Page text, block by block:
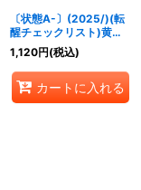
〔状態A-〕(2025/)(転
醒チェックリスト)黄の
世界/黄の夢想神【-】
{BS73-TCP05a/BS73-
TCP05b}《黄》
1,120円(税込)
カートに入れる